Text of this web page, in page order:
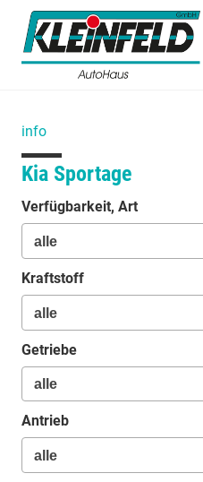
info
Kia Sportage
Verfügbarkeit, Art
Kraftstoff
Getriebe
Antrieb